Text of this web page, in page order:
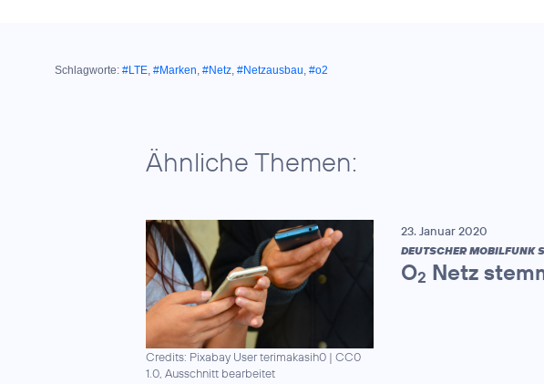
Schlagworte: #LTE, #Marken, #Netz, #Netzausbau, #o2
Ähnliche Themen:
Credits: Pixabay User terimakasih0 | CC0
1.0, Ausschnitt bearbeitet
23. Januar 2020
DEUTSCHER MOBILFUNK
O2 Netz